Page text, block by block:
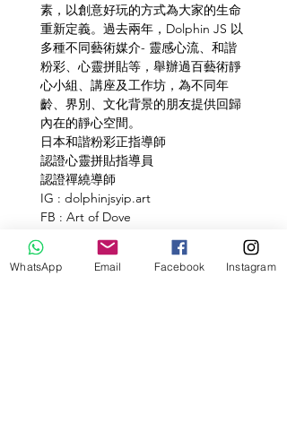
素，以創意好玩的方式為大家的生命
重新定義。過去兩年，Dolphin JS 以
多種不同藝術媒介- 靈感心流、和諧
粉彩、心靈拼貼等，舉辦過百藝術靜
心小組、講座及工作坊，為不同年
齡、界別、文化背景的朋友提供回歸
內在的靜心空間。
日本和諧粉彩正指導師
認證心靈拼貼指導員
認證禪繞導師
IG : dolphinjsyip.art
FB : Art of Dove
查詢及報名方法 :
名額有限，請填妥報名表， 並繳款及
把繳款單WhatsApp 至63135355 ，收
WhatsApp Email Facebook Instagram